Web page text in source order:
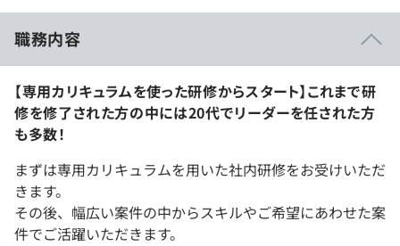
職務内容
【専用カリキュラムを使った研修からスタート】これまで研
修を修了された方の中には20代でリーダーを任された方
も多数！
まずは専用カリキュラムを用いた社内研修をお受けいただ
きます。
その後、幅広い案件の中からスキルやご希望にあわせた案
件でご活躍いただきます。